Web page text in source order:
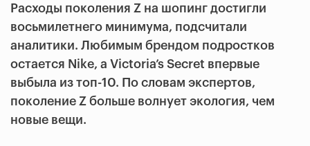
Расходы поколения Z на шопинг достигли
восьмилетнего минимума, подсчитали
аналитики. Любимым брендом подростков
остается Nike, а Victoria’s Secret впервые
выбыла из топ-10. По словам экспертов,
поколение Z больше волнует экология, чем
новые вещи.